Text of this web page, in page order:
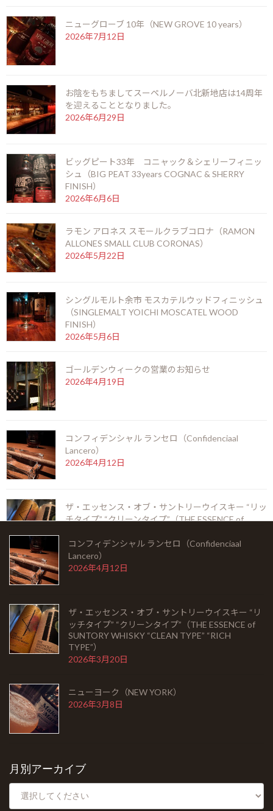
最近の投稿
お陰をもちましてスーペルノーバ北新地店は14周
2026年6月6日
ラモン アロネス スモールクラブコロナ（RAMON
2026年5月6日
コンフィデンシャル ランセロ（Confidenciaal
Lancero）
2026年4月12日
ザ・エッセンス・オブ・サントリーウイスキー “リ
ッチタイプ” “クリーンタイプ”（THE ESSENCE of
SUNTORY WHISKY “CLEAN TYPE” “RICH
TYPE”）
2026年3月20日
ニューヨーク（NEW YORK）
2026年3月8日
月別アーカイブ
ニューグローブ 10年（NEW GROVE 10 years）
2026年7月12日
お陰をもちましてスーペルノーバ北新地店は14周年
を迎えることとなりました。
2026年6月29日
ビッグピート33年 コニャック＆シェリーフィニッ
シュ（BIG PEAT 33years COGNAC & SHERRY
FINISH）
2026年6月6日
ラモン アロネス スモールクラブコロナ（RAMON
ALLONES SMALL CLUB CORONAS）
2026年5月22日
シングルモルト余市 モスカテルウッドフィニッシュ
（SINGLEMALT YOICHI MOSCATEL WOOD
FINISH）
2026年5月6日
ゴールデンウィークの営業のお知らせ
2026年4月19日
コンフィデンシャル ランセロ（Confidenciaal
Lancero）
2026年4月12日
ザ・エッセンス・オブ・サントリーウイスキー “リッ
チタイプ” “クリーンタイプ”（THE ESSENCE of
2026年3月20日
お知らせ
Barとは
銘酒に出会う
フード